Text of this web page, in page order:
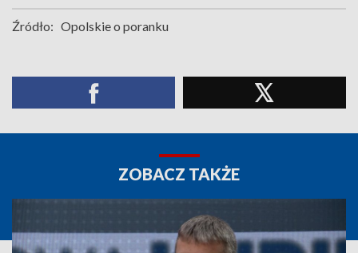
Źródło: Opolskie o poranku
ZOBACZ TAKŻE